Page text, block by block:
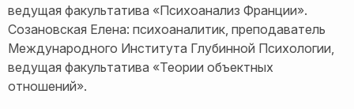
ведущая факультатива «Психоанализ Франции».
Созановская Елена: психоаналитик, преподаватель
Международного Института Глубинной Психологии,
ведущая факультатива «Теории объектных
отношений».